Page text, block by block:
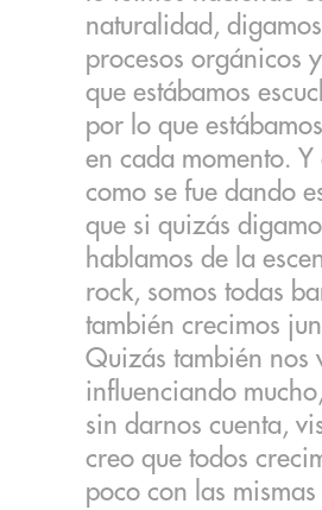
naturalidad,
procesos orgánicos
que estábamos
por lo que
en cada momento. Y
como se fue dando
que si quizás
hablamos de la
rock, somos todas
también crecimos
Quizás también nos
influenciando
sin darnos cuenta,
creo que todos
poco con las